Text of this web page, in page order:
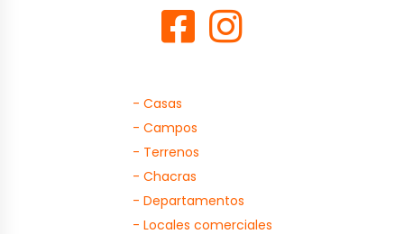
- Casas
- Campos
- Terrenos
- Chacras
- Departamentos
- Locales comerciales